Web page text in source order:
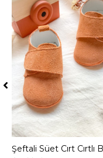
Sepete Ekle
Şeftali Süet Cırt Cırtlı